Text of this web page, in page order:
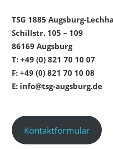
TSG 1885 Augsburg-
Schillstr. 105 – 109
86169 Augsburg
T: +49 (0) 821 70 10 07
F: +49 (0) 821 70 10 08
E: info@tsg-augsburg.de
Kontaktformular